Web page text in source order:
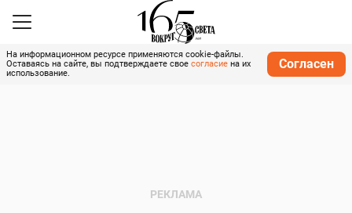
На информационном ресурсе применяются cookie-файлы.
Оставаясь на сайте, вы подтверждаете свое согласие на их
использование.
Согласен